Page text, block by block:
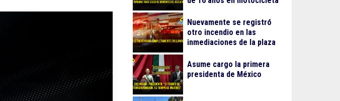
Nuevamente se registró
otro incendio en las
inmediaciones de la plaza
Asume cargo la primera
presidenta de México